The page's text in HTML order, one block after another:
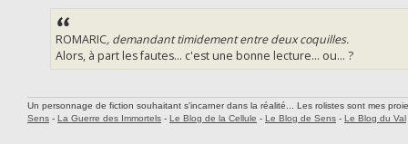
ROMARIC, demandant timidement entre deux coquilles.
Alors, à part les fautes... c'est une bonne lecture... ou... ?
Un personnage de fiction souhaitant s'incarner dans la réalité... Les rolistes sont mes
Sens - La Guerre des Immortels - Le Blog de la Cellule - Le Blog de Sens - Le Blog du Val